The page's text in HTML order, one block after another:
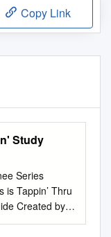
Copy Link
Study
Series
is Tappin’ Thru
Created by
School